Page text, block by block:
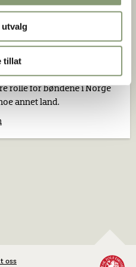
tillat
del av kulturhistorien og
rolle for bøndene i Norge
annet land.
oss